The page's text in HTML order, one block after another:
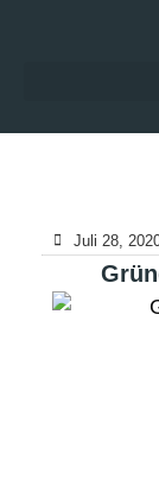
Juli 28,